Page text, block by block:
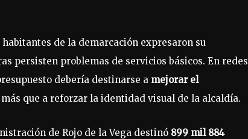
de la demarcación expresaron su
persisten problemas de servicios básicos. En redes
debería destinarse a mejorar el
más que a reforzar la identidad visual de la alcaldía.
de Rojo de la Vega destinó 899 mil 884